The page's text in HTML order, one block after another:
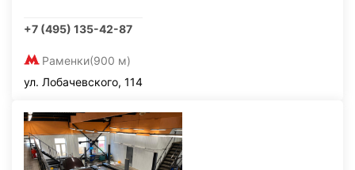
+7 (495) 135-42-87
Раменки(900 м)
ул. Лобачевского, 114